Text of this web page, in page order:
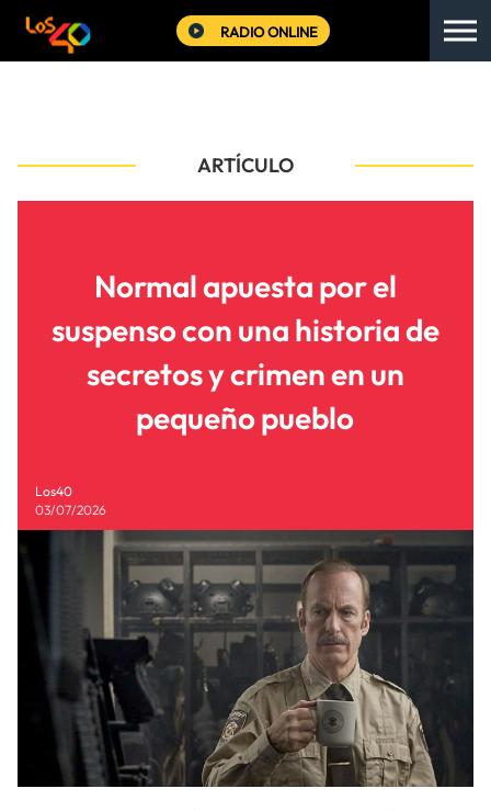
RADIO ONLINE
ARTÍCULO
Normal apuesta por el
suspenso con una historia de
secretos y crimen en un
pequeño pueblo
Los40
03/07/2026